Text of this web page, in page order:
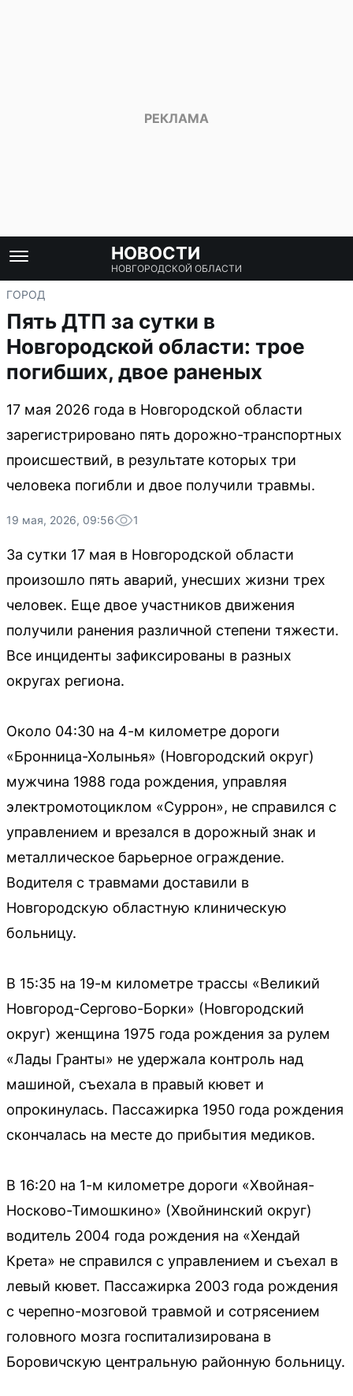
НОВОСТИ
НОВГОРОДСКОЙ ОБЛАСТИ
ГОРОД
Пять ДТП за сутки в
Новгородской области: трое
погибших, двое раненых
17 мая 2026 года в Новгородской области
зарегистрировано пять дорожно-транспортных
происшествий, в результате которых три
человека погибли и двое получили травмы.
19 мая, 2026, 09:56 1
За сутки 17 мая в Новгородской области
произошло пять аварий, унесших жизни трех
человек. Еще двое участников движения
получили ранения различной степени тяжести.
Все инциденты зафиксированы в разных
округах региона.
Около 04:30 на 4-м километре дороги
«Бронница-Холынья» (Новгородский округ)
мужчина 1988 года рождения, управляя
электромотоциклом «Суррон», не справился с
управлением и врезался в дорожный знак и
металлическое барьерное ограждение.
Водителя с травмами доставили в
Новгородскую областную клиническую
больницу.
В 15:35 на 19-м километре трассы «Великий
Новгород-Сергово-Борки» (Новгородский
округ) женщина 1975 года рождения за рулем
«Лады Гранты» не удержала контроль над
машиной, съехала в правый кювет и
опрокинулась. Пассажирка 1950 года рождения
скончалась на месте до прибытия медиков.
В 16:20 на 1-м километре дороги «Хвойная-
Носково-Тимошкино» (Хвойнинский округ)
водитель 2004 года рождения на «Хендай
Крета» не справился с управлением и съехал в
левый кювет. Пассажирка 2003 года рождения
с черепно-мозговой травмой и сотрясением
головного мозга госпитализирована в
Боровичскую центральную районную больницу.